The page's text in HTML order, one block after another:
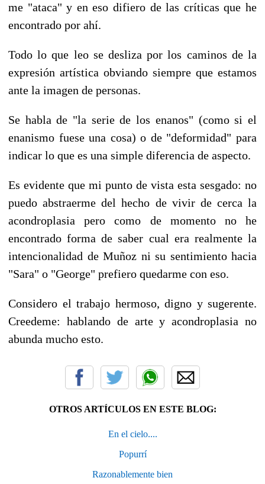
me "ataca" y en eso difiero de las críticas que he
encontrado por ahí.
Todo lo que leo se desliza por los caminos de la
expresión artística obviando siempre que estamos
ante la imagen de personas.
Se habla de "la serie de los enanos" (como si el
enanismo fuese una cosa) o de "deformidad" para
indicar lo que es una simple diferencia de aspecto.
Es evidente que mi punto de vista esta sesgado: no
puedo abstraerme del hecho de vivir de cerca la
acondroplasia pero como de momento no he
encontrado forma de saber cual era realmente la
intencionalidad de Muñoz ni su sentimiento hacia
"Sara" o "George" prefiero quedarme con eso.
Considero el trabajo hermoso, digno y sugerente.
Creedeme: hablando de arte y acondroplasia no
abunda mucho esto.
OTROS ARTÍCULOS EN ESTE BLOG:
En el cielo....
Popurrí
Razonablemente bien